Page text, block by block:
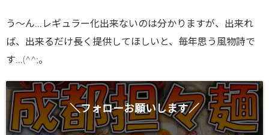
う～ん…レギュラー化出来ないのは分かりますが、出来れ
ば、出来るだけ長く提供してほしいと、毎年思う風物詩で
す…(^^;。
＼フォローお願いします／